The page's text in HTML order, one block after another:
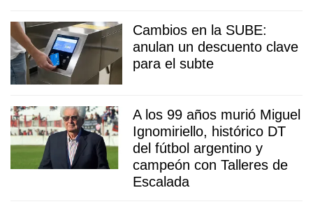
Cambios en la SUBE:
anulan un descuento clave
para el subte
A los 99 años murió Miguel
Ignomiriello, histórico DT
del fútbol argentino y
campeón con Talleres de
Escalada